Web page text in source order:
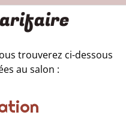
trouverez ci-dessous
au salon :